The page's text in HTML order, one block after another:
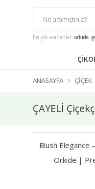
En çok arananlar: orkide,
ANASAYFA ÇIÇEK
ÇAYELİ
Blush Elegance
Orkide |